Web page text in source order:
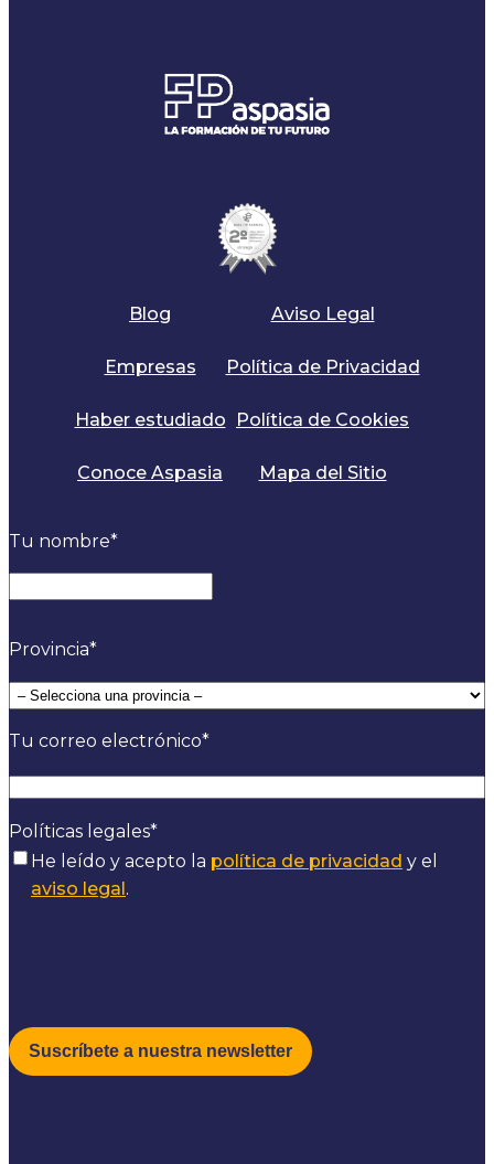
Blog
Empresas
Haber estudiado
Conoce Aspasia
Aviso Legal
Política de Privacidad
Política de Cookies
Mapa del Sitio
Tu nombre*
Provincia*
Tu correo electrónico*
Políticas legales*
He leído y acepto la política de privacidad y el
aviso legal.